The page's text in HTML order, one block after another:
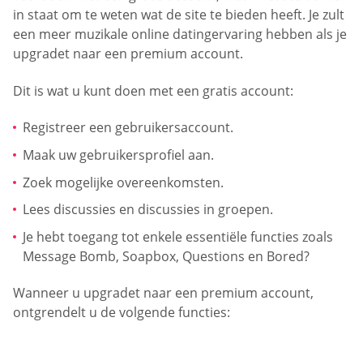
in staat om te weten wat de site te bieden heeft. Je zult
een meer muzikale online datingervaring hebben als je
upgradet naar een premium account.
Dit is wat u kunt doen met een gratis account:
Registreer een gebruikersaccount.
Maak uw gebruikersprofiel aan.
Zoek mogelijke overeenkomsten.
Lees discussies en discussies in groepen.
Je hebt toegang tot enkele essentiële functies zoals
Message Bomb, Soapbox, Questions en Bored?
Wanneer u upgradet naar een premium account,
ontgrendelt u de volgende functies: